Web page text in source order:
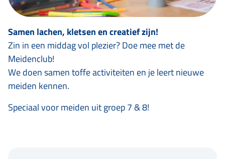
Samen lachen, kletsen en creatief zijn!
Zin in een middag vol plezier? Doe mee met de
Meidenclub!
We doen samen toffe activiteiten en je leert nieuwe
meiden kennen.
Speciaal voor meiden uit groep 7 & 8!